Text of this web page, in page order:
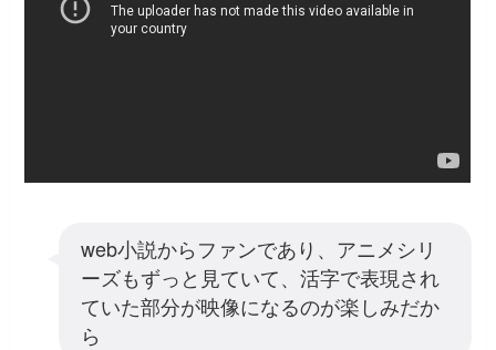
web小説からファンであり、アニメシリ
ーズもずっと見ていて、活字で表現され
ていた部分が映像になるのが楽しみだか
ら